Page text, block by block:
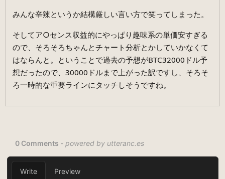
みんな辛辣というか結構厳しい言い方で笑ってしまった。
そしてア○センス収益的にやっぱり趣味系の単価安すぎる
ので、そろそろちゃんとチャート分析とかしていかなくて
はならんと。ということで過去の予想がBTC32000ドル予
想だったので、30000ドルまで上がった訳ですし、そろそ
ろ一時的な重要ラインにタッチしそうですね。